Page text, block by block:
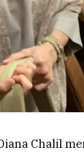
Chalil